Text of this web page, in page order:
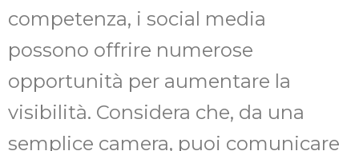
competenza, i social media
possono offrire numerose
opportunità per aumentare la
visibilità. Considera che, da una
semplice camera, puoi comunicare